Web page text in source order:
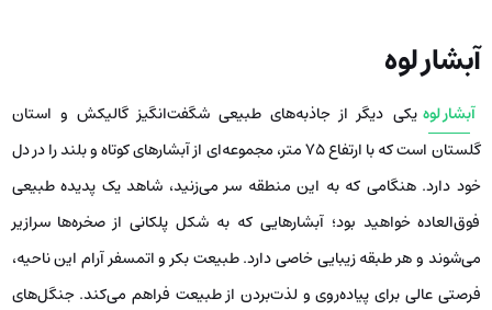
آبشار لوه
آبشار لوه یکی دیگر از جاذبه‌های طبیعی شگفت‌انگیز گالیکش و استان
گلستان است که با ارتفاع ۷۵ متر، مجموعه‌ای از آبشارهای کوتاه و بلند را در دل
خود دارد. هنگامی که به این منطقه سر می‌زنید، شاهد یک پدیده طبیعی
فوق‌العاده خواهید بود؛ آبشارهایی که به شکل پلکانی از صخره‌ها سرازیر
می‌شوند و هر طبقه زیبایی خاصی دارد. طبیعت بکر و اتمسفر آرام این ناحیه،
فرصتی عالی برای پیاده‌روی و لذت‌بردن از طبیعت فراهم می‌کند. جنگل‌های